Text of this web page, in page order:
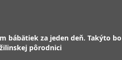
bábätiek za jeden deň. Takýto
pôrodnici